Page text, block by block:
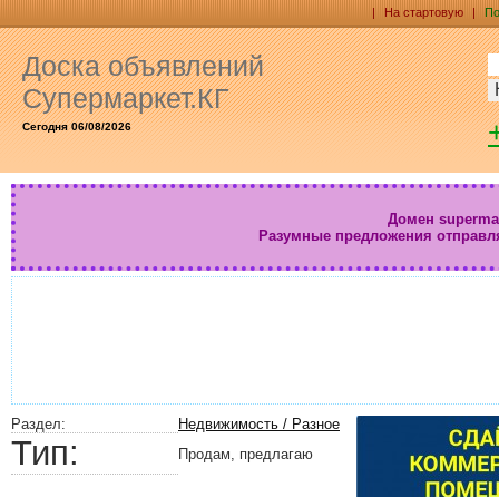
| На стартовую |
Доска объявлений
Супермаркет.КГ
Сегодня 06/08/2026
Домен
Разумные предложения
Раздел: Недвижимость / Разное
Тип: Продам, предлагаю